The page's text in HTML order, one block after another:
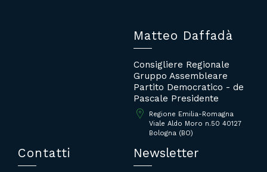
Matteo Daffadà
Consigliere Regionale
Gruppo Assembleare
Partito Democratico - de
Pascale Presidente
Regione Emilia-Romagna
Viale Aldo Moro n.50 40127
Bologna (BO)
Contatti Newsletter